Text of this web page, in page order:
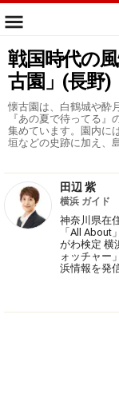
戦国時代の
古園」(長野)
懐古園は、白鶴城や酔
『あの夏で待ってる
集めています。園内に
垣などの史跡に加え、
田辺 紫
横浜 ガイド
神奈川県在
「All About
がわ検定 横
ォッチャー
浜情報を発信